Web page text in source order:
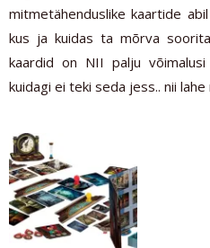
mitmetähenduslike kaartide
kus ja kuidas ta mõrva
kaardid on NII palju
kuidagi ei teki seda jess.. nii